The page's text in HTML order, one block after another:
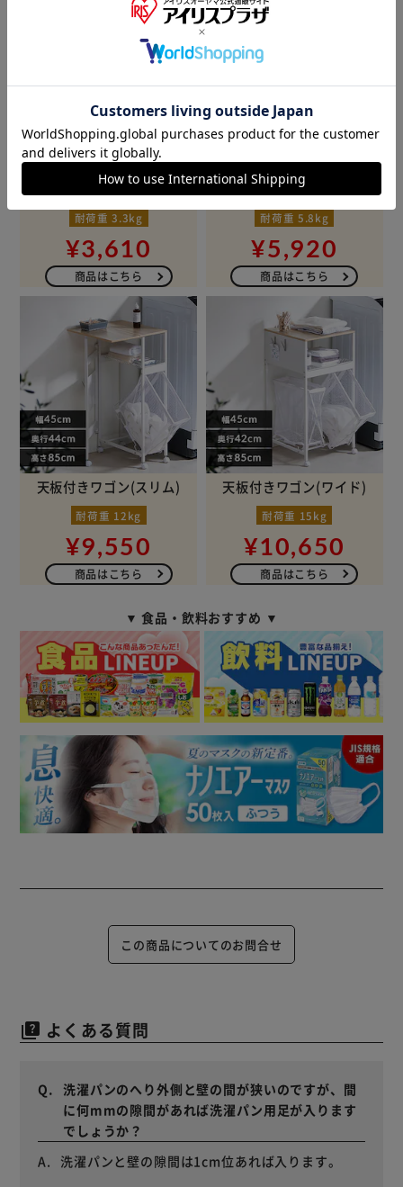
ランドリーハンガーラック
マグネット式
マグネット式
パーツ2種
耐荷重 3.3kg
¥3,610
商品はこちら
ランドリーマルチラック
マグネット式
マグネット式
パーツ4種
耐荷重 5.8kg
¥5,920
商品はこちら
天板付きワゴン(スリム)
耐荷重 12kg
¥9,550
商品はこちら
天板付きワゴン(ワイド)
耐荷重 15kg
¥10,650
商品はこちら
▼ 食品・飲料おすすめ ▼
この商品についてのお問合せ
quiz よくある質問
洗濯パンのへり外側と壁の間が狭いのですが、間
に何mmの隙間があれば洗濯パン用足が入ります
でしょうか？
洗濯パンと壁の隙間は1cm位あれば入ります。